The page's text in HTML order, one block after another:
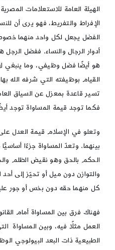
الهيئة العامة للاستعلامات
الإفراط والتفريط، فهو يرى أن
الفضل يجعل لكل واحد منهما
أدوار الرجال والنساء. ففضل
هو أيضًا فضل وظيفي، وما ينبغي
القيام بوظيفته التي شرفه الله
تسير قاعدة بمعزل عن السياق
فكما توجد قيمة المساواة توجد
وتعلو في الإسلام قيمة العدل
بينهما. وتعدّ المساواة جزءًا
الحكم بالحق وهو نقيض الظلم
والتوازن دون ميل أو تحيّز إلى
كل منهما حقه دون بخس أو جور
فهناك فرق بين المساواة أمام
العمل مثلًا فيه، وبين المساواة
الطبيعية ذات البعد البيولوجي